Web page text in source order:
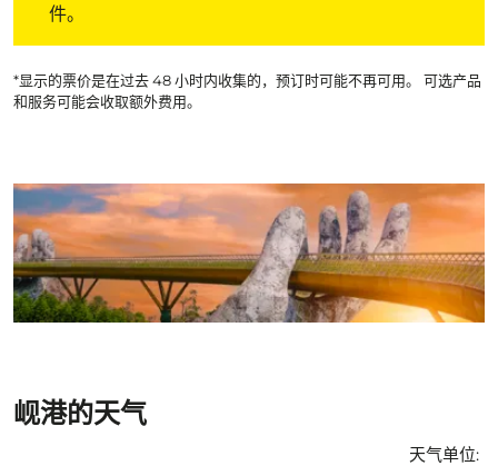
件。
*显示的票价是在过去 48 小时内收集的，预订时可能不再可用。 可选产品
和服务可能会收取额外费用。
岘港的天气
天气单位: